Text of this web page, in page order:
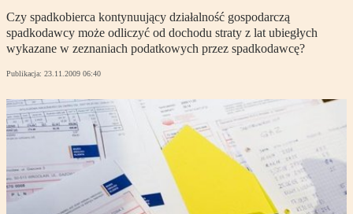
Czy spadkobierca kontynuujący działalność gospodarczą
spadkodawcy może odliczyć od dochodu straty z lat ubiegłych
wykazane w zeznaniach podatkowych przez spadkodawcę?
Publikacja: 23.11.2009 06:40